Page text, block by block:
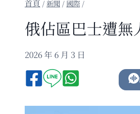
/新聞 / 國際 /
俄佔區巴士遭無
2026 年 6 月 3 日